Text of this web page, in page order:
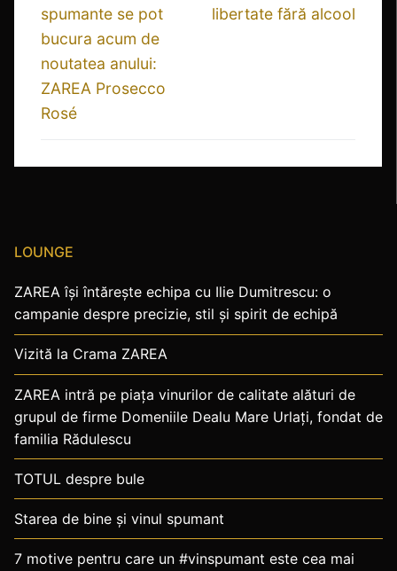
spumante se pot
bucura acum de
noutatea anului:
ZAREA Prosecco
Rosé
libertate fără alcool
LOUNGE
ZAREA își întărește echipa cu Ilie Dumitrescu: o
campanie despre precizie, stil și spirit de echipă
Vizită la Crama ZAREA
ZAREA intră pe piața vinurilor de calitate alături de
grupul de firme Domeniile Dealu Mare Urlaţi, fondat de
familia Rădulescu
TOTUL despre bule
Starea de bine și vinul spumant
7 motive pentru care un #vinspumant este cea mai